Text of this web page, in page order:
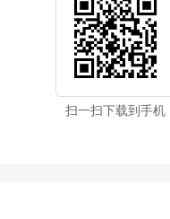
扫一扫下载到手机